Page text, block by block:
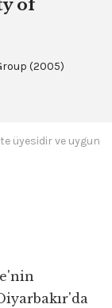
of
(2005)
üyesidir ve uygun